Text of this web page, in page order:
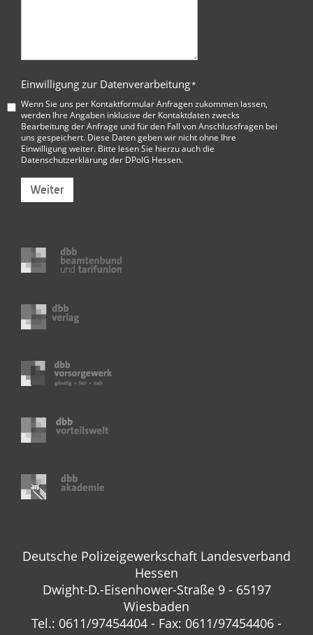
Einwilligung zur Datenverarbeitung*
Wenn Sie uns per Kontaktformular Anfragen zukommen lassen,
werden Ihre Angaben inklusive der Kontaktdaten zwecks
Bearbeitung der Anfrage und für den Fall von Anschlussfragen bei
uns gespeichert. Diese Daten geben wir nicht ohne Ihre
Einwilligung weiter. Bitte lesen Sie hierzu auch die
Datenschutzerklärung der DPolG Hessen.
Weiter
Deutsche Polizeigewerkschaft Landesverband
Hessen
Dwight-D.-Eisenhower-Straße 9 - 65197
Wiesbaden
Tel.: 0611/97454404 - Fax: 0611/97454406 -